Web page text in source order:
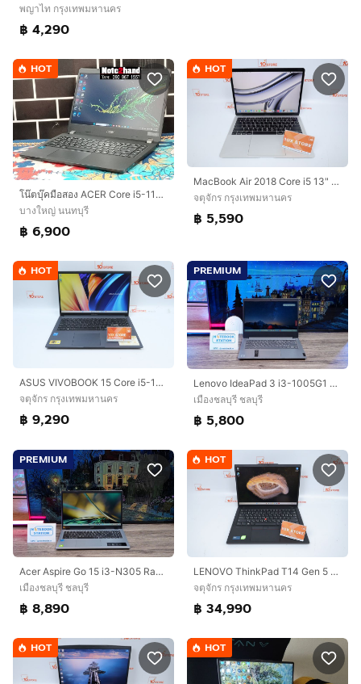
พญาไท กรุงเทพมหานคร
฿ 4,290
HOT
โน๊ตบุ๊คมือสอง ACER Core i5-1135G7 จอ14” แรม8+NVMe.256+การ์ดจอ Iris
บางใหญ่ นนทบุรี
฿ 6,900
HOT
MacBook Air 2018 Core i5 13" 8.128GB
จตุจักร กรุงเทพมหานคร
฿ 5,590
HOT
ASUS VIVOBOOK 15 Core i5-1235U RAM8-512GB
จตุจักร กรุงเทพมหานคร
฿ 9,290
PREMIUM
Lenovo IdeaPad 3 i3-1005G1 Ram8 SSD256 จอ14.0 FHD สเปคดี บางเบาเหมาะแก่การพกพา ราคา 5,800.-
เมืองชลบุรี ชลบุรี
฿ 5,800
PREMIUM
Acer Aspire Go 15 i3-N305 Ram8 SSD512 หน้าจอ15.6 FHD ตัวเครื่องดีไซน์สวยดูทันสมัย สเปคดี ทำงานเก่ง เครื่องพร้อมใช้งาน ขายเพียง 8,890.-
เมืองชลบุรี ชลบุรี
฿ 8,890
HOT
LENOVO ThinkPad T14 Gen 5 Core Ultra 7 165U Ram32.1TB
จตุจักร กรุงเทพมหานคร
฿ 34,990
HOT HOT